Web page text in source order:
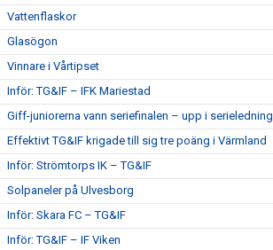
Vattenflaskor
Glasögon
Vinnare i Vårtipset
Inför: TG&IF – IFK Mariestad
Giff-juniorerna vann seriefinalen – upp i serieledning
Effektivt TG&IF krigade till sig tre poäng i Värmland
Inför: Strömtorps IK – TG&IF
Solpaneler på Ulvesborg
Inför: Skara FC – TG&IF
Inför: TG&IF – IF Viken